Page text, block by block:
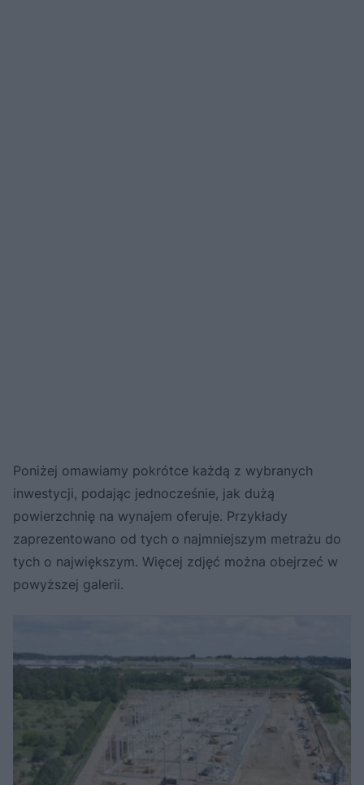
Poniżej omawiamy pokrótce każdą z wybranych
inwestycji, podając jednocześnie, jak dużą
powierzchnię na wynajem oferuje. Przykłady
zaprezentowano od tych o najmniejszym metrażu do
tych o największym. Więcej zdjęć można obejrzeć w
powyższej galerii.